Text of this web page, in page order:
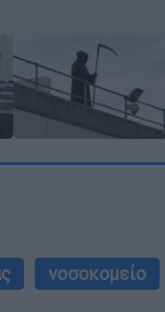
νοσοκομείο